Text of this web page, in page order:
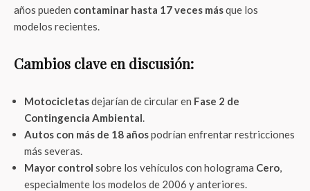
años pueden contaminar hasta 17 veces másque los
modelos recientes.
Cambios clave en discusión:
Motocicletasdejarían de circular en Fase 2 de
Contingencia Ambiental.
Autos con más de 18 añospodrían enfrentar restricciones
más severas.
Mayor control sobre los vehículos con holograma Cero,
especialmente los modelos de 2006 y anteriores.